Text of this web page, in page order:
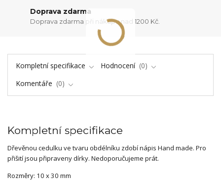
Doprava zdarma
Doprava zdarma při nákupu nad 1200 Kč.
Kompletní specifikace Hodnocení
0
Komentáře
0
Kompletní specifikace
Dřevěnou cedulku ve tvaru obdélníku zdobí nápis Hand made. Pro
přišití jsou připraveny dírky. Nedoporučujeme prát.
Rozměry: 10 x 30 mm